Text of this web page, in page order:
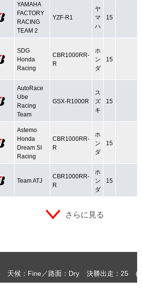
YAMAHA
FACTORY
RACING
TEAM 2
YZF-R1
ヤ
マ
ハ
15
SDG
Honda
Racing
CBR1000RR-
R
ホ
ン
ダ
15
AutoRace
Ube
Racing
Team
GSX-R1000R
ス
ズ
キ
15
Astemo
Honda
Dream SI
Racing
CBR1000RR-
R
ホ
ン
ダ
15
Team ATJ
CBR1000RR-
R
ホ
ン
ダ
15
さらに見る
天候：Fine 路面：Dry 決勝出走：25